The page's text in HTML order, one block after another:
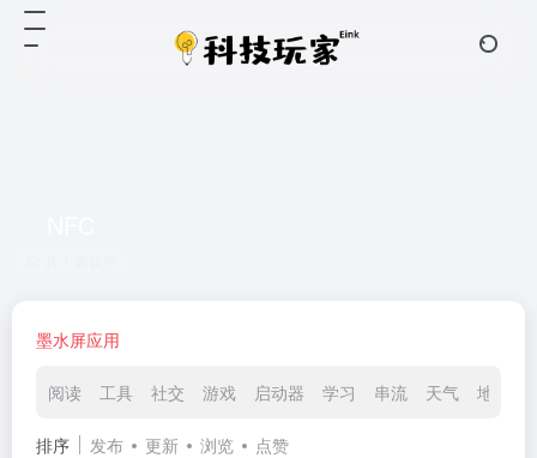
墨水屏应用
阅读 工具 社交 游戏 启动器 学习 串流 天气 地图
排序 发布 更新 浏览 点赞